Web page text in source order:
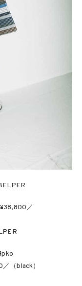
／
（black）